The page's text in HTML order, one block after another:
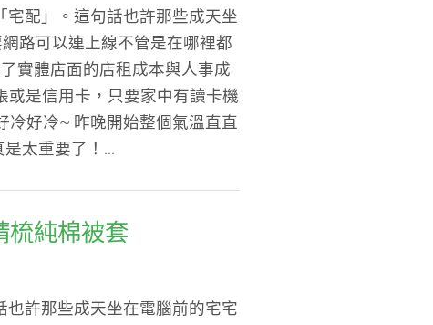
宅配」。這句話也許那些成天坐
路可以連上線不管是在哪裡都
實體店面的店租成本與人事成
或是信用卡，只要家中有讀卡機
冷好冷~ 昨晚開始整個氣溫直直
太重要了！...
梳純棉被套
也許那些成天坐在電腦前的宅宅